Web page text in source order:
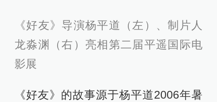
《好友》导演杨平道（左）、制片人
龙淼渊（右）亮相第二届平遥国际电
影展
《好友》的故事源于杨平道2006年暑